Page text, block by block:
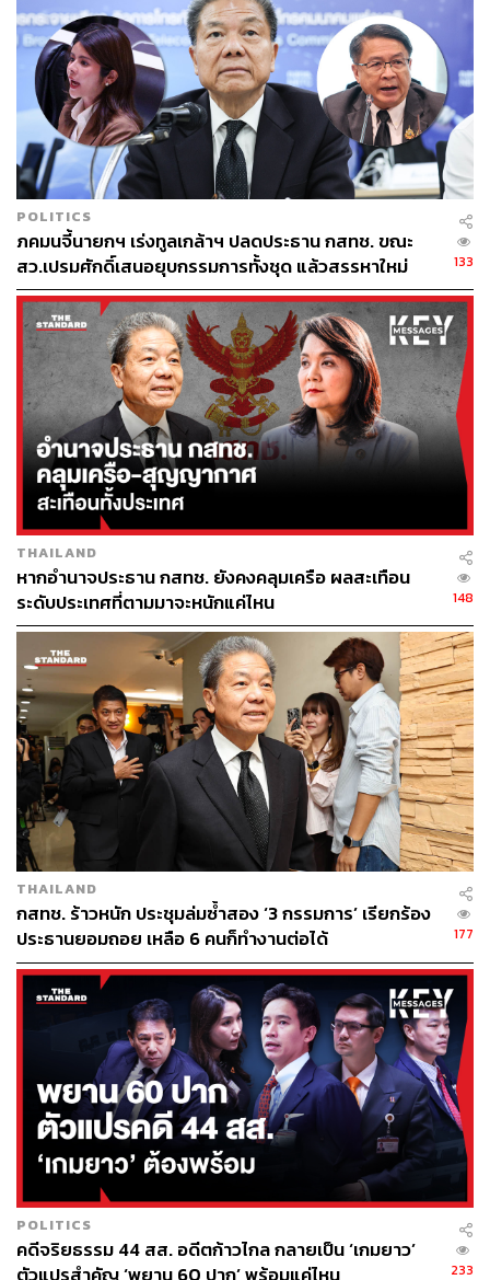
“โครงการนี้ทำอะไร โครงการนี้จ่ายเงินจ้างบริษัทเอกชนใน
แต่ละภูมิภาคให้ไปอบรมประชาชนชายขอบใช้เทคโนโลยี
ประมูลขายงานกันไปตามภูมิภาคต่างๆ ซึ่งก็น่าสงสัยนะคะว่า
งบ 1.8 พันล้าน อบรมการใช้เทคโนโลยีให้กับคนชายขอบ
ช่วงเลือกตั้ง มีเป้าหมายเพื่ออะไร กลุ่มเป้าหมายที่ผ่านการ
อบรมการใช้เทคโนโลยีที่ กสทช. บอกว่ามีกลุ่มเป้าหมาย 5
แสนคนไปอยู่ที่ไหนหมด และตอนนี้ประชาชนเหล่านั้นใช้
เทคโนโลยีเก่งขึ้นจริงหรือไม่” ภคมนกล่าว
ภคมนกล่าวว่า ตนเป็นนักข่าวเก่า มีแหล่งข่าวให้ข้อมูลที่น่า
สนใจมาว่า มีบริษัทชื่อ ‘ทาลอนเน็ต’ มีผลประโยชน์ทับซ้อน
กับบอร์ด กสทช. และรับงานโครงการต่างๆ ของ กสทช. ตน
อยากทราบว่าข้อมูลนั้นจริงหรือไม่ ก็เลยลองค้นข้อมูลดู
จากการสืบค้นพบว่า บริษัท ทาลอนเน็ต จำกัด มีตัวตนอยู่จริง
ได้รับงานประมูล กสทช. จริง ตามที่แหล่งข่าวแจ้งมา โดยเป็น
บริษัทประกอบกิจการซื้อขาย ติดตั้ง บริการซ่อมบำรุงรักษา
เครื่องคอมพิวเตอร์ บริการออกแบบและพัฒนาอีคอมเมิร์ซ
โซลูชัน และบริการให้คำปรึกษา มีทุนจดทะเบียน 5 ล้านบาท
ส่วนข้อมูลการรับงานภาครัฐ ตั้งแต่ปี 2560-2566 มีการรับ
งานไปแล้ว 35 โครงการ วงเงินรวม 141.8 ล้านบาท 21 จาก
35 โครงการ เป็นการจัดซื้อจัดจ้างด้วยวิธีเฉพาะเจาะจง
ทั้งนี้ บริษัท ทาลอนเน็ต ดังกล่าว โครงการเกือบทั้งหมดรับ
จาก กสทช. ที่เดียว ลองค้นหาข้อมูลดู ไม่พบเว็บไซต์ของ
บริษัท หรือ Company Profile ใดๆ เลย ซึ่งเมื่อเปรียบเทียบราย
ได้บริษัทกับวงเงินจัดซื้อจัดจ้างภาครัฐ ทั้งหมดแทบจะเท่ากัน
พอดี หรืออาจกล่าวได้ว่าบริษัท ทาลอนเน็ต มีรายได้หลักมา
จากการรับงานโครงการของรัฐ
และจากข้อมูลรายได้ เราเห็นได้อย่างชัดเจนว่าหลังเข้ารับ
งาน กสทช. ในปี 2560 รายได้ของบริษัทเติบโตขึ้นอย่างก้าว
กระโดด
ภคมนยังเปิดภาพที่ตั้งบริษัทดังกล่าว พร้อมกับกล่าวว่า บริษัท
นี้ตั้งอยู่บ้านเลขที่ 555/149 ซอยสายไหม 54/1 แขวงสายไหม
เขตสายไหม กรุงเทพมหานคร 10220 ซึ่งเป็นที่ตั้งเดียวกันกับ
‘ห้างหุ้นส่วนจำกัด ไอมิตา’ การจัดหาน้ำและการจ่ายน้ำ
สำหรับใช้ในครัวเรือนและอุตสาหกรรมผ่านระบบประปา
จากที่ทีมของตนไปตรวจสอบพบว่าที่ตั้งบริษัทที่รับงาน กสทช.
ปีละ 30 กว่าล้านนั้น สภาพจริงเป็นทาวน์เฮาส์ 1 คูหา 3 ชั้น
ปัจจุบันมีกางเกงตากอยู่หน้าบริษัทด้วย และบริษัทนี้ก็ยังคง
ดำเนินการ และยังรับงานจาก กสทช. ด้วย ในปี 2566
“เรื่องนี้ ดิฉันอยากให้มีการชี้แจงว่า กสทช. ใช้งบประมาณ
ของรัฐปีละ 20-30 ล้าน จัดซื้อจัดจ้างโครงการแบบนี้ได้
POLITICS
ภคมนจี้นายกฯ เร่งทูลเกล้าฯ ปลดประธาน กสทช. ขณะ
สว.เปรมศักดิ์เสนอยุบกรรมการทั้งชุด แล้วสรรหาใหม่
133
THAILAND
หากอำนาจประธาน กสทช. ยังคงคลุมเครือ ผลสะเทือน
ระดับประเทศที่ตามมาจะหนักแค่ไหน
148
THAILAND
กสทช. ร้าวหนัก ประชุมล่มซ้ำสอง ‘3 กรรมการ’ เรียกร้อง
ประธานยอมถอย เหลือ 6 คนก็ทำงานต่อได้
177
POLITICS
คดีจริยธรรม 44 สส. อดีตก้าวไกล กลายเป็น ‘เกมยาว’
233